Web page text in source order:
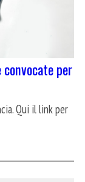
convocate per
Qui il link per